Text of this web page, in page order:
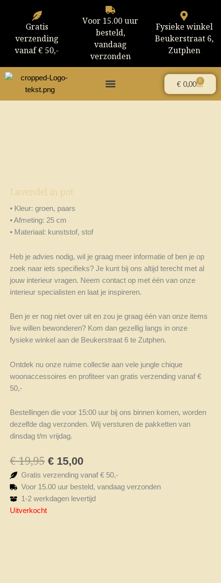
inhoud
Gratis
verzending
vanaf € 50,-
Voor 15.00 uur
besteld,
vandaag
verzonden
Fysieke winkel
Beukerstraat 6,
Zutphen
€ 0,00 0
Lavendel in pot
• Kleur: groen, paars
• Afmeting: 25 cm
• Materiaal: kunststof, stof
Heb je advies nodig, wil je graag meer informatie of ben je op
zoek naar iets specifieks? Je kunt bij ons altijd terecht met al
jouw interieur vragen. Neem contact op met één van onze
interieur specialisten en laat je inspireren.
Ben je er nog niet over uit en zou je graag één van onze items
live willen bewonderen? Kom dan gezellig langs in onze
fysieke winkel aan de Beukerstraat 6 te Zutphen.
Ontdek nu onze ruime collectie aan vele jungle chique
woonaccessoires en profiteer van gratis verzending vanaf €
50,-
Bestellingen die voor 15:00 uur bij ons binnen komen, worden
dezelfde dag verzonden. Wij versturen de pakketten van
dinsdag t/m vrijdag.
€19,95 Oorspronkelijke
prijs
was:
€ 19,95.
€ 15,00Huidige
prijs
is:
€ 15,00.
Gratis verzending vanaf € 50,-
Voor 15.00 uur besteld, vandaag verzonden
1-2 werkdagen levertijd
Uitverkocht